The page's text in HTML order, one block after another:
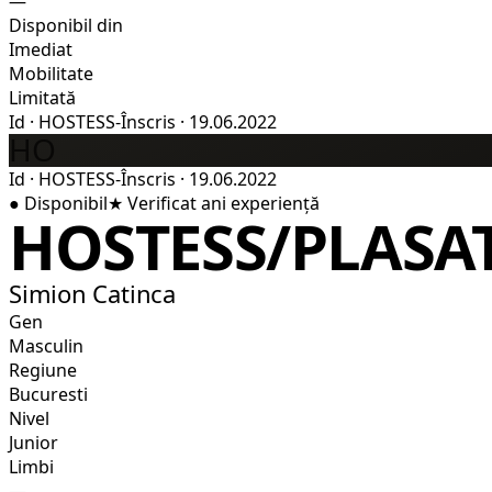
Disponibil din
Imediat
Mobilitate
Limitată
Id · HOSTESS-Înscris · 19.06.2022
Id · HOSTESS-Înscris · 19.06.2022
● Disponibil★ Verificatani experiență
HOSTESS/
Simion Catinca
Gen
Masculin
Regiune
Bucuresti
Nivel
Junior
Limbi